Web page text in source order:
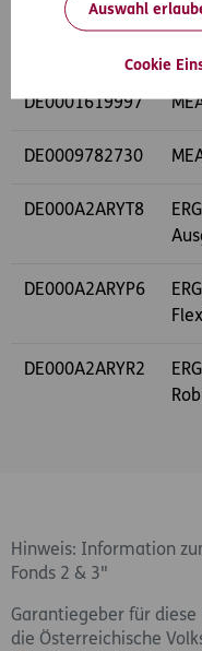
Auswahl
Cookie
DE0001619997
DE0009782730
DE000A2ARYT8
DE000A2ARYP6
DE000A2ARYR2
Hinweis: Information
Fonds 2 & 3"
Garantiegeber für
die Österreichische